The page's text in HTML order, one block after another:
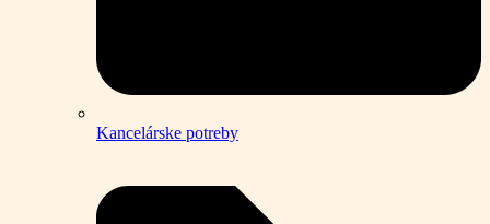
Kancelárske potreby